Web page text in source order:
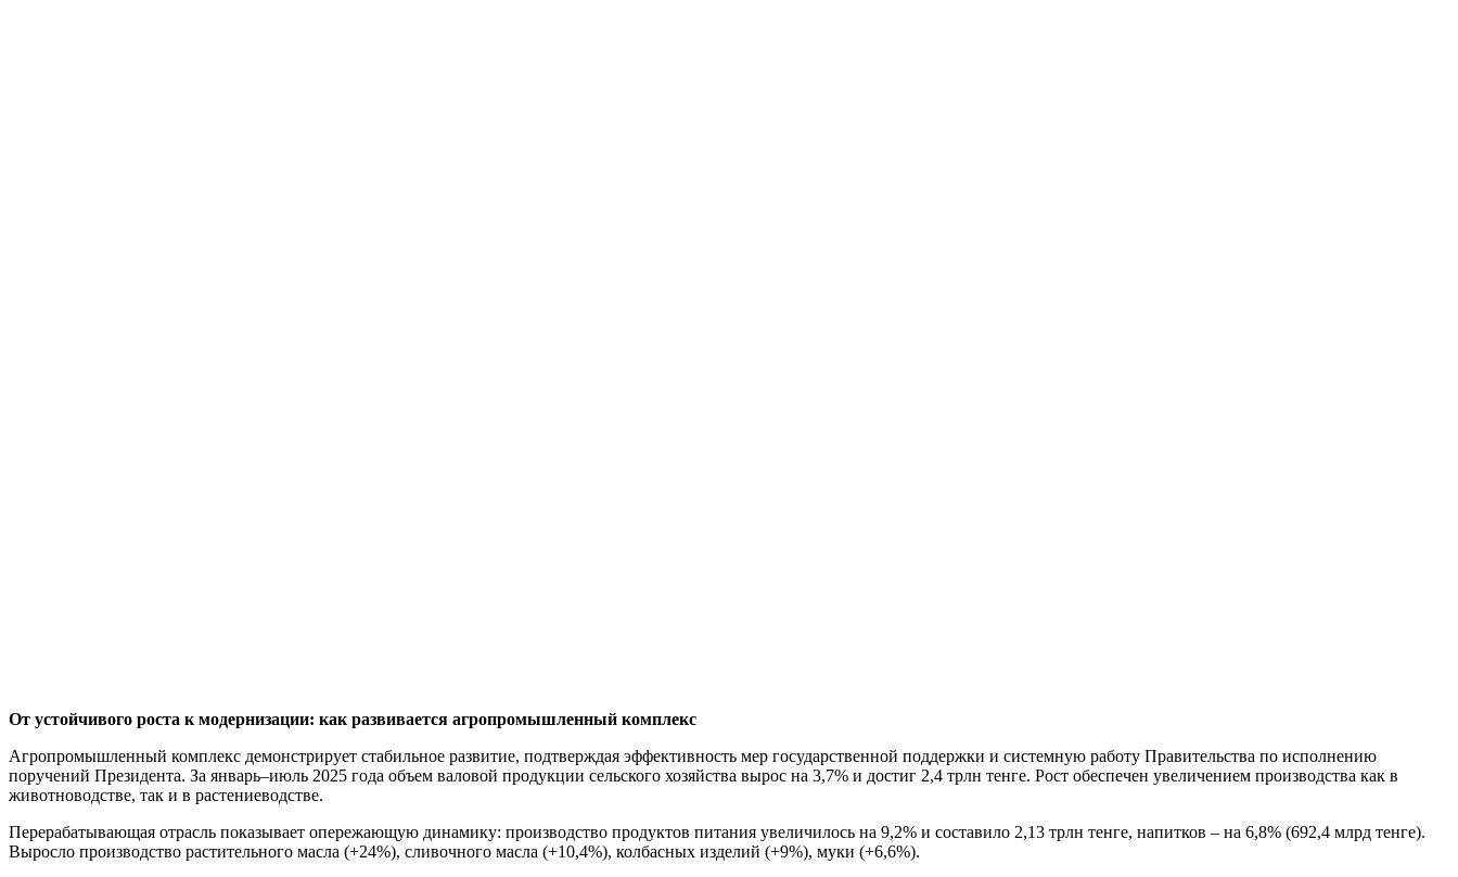
От устойчивого роста к модернизации: как развивается агропромышленный комплекс
Агропромышленный комплекс демонстрирует стабильное развитие, подтверждая эффективность мер государственной поддержки и системную работу Правительства по исполнению
поручений Президента. За январь–июль 2025 года объем валовой продукции сельского хозяйства вырос на 3,7% и достиг 2,4 трлн тенге. Рост обеспечен увеличением производства как в
животноводстве, так и в растениеводстве.
Перерабатывающая отрасль показывает опережающую динамику: производство продуктов питания увеличилось на 9,2% и составило 2,13 трлн тенге, напитков – на 6,8% (692,4 млрд тенге).
Выросло производство растительного масла (+24%), сливочного масла (+10,4%), колбасных изделий (+9%), муки (+6,6%).